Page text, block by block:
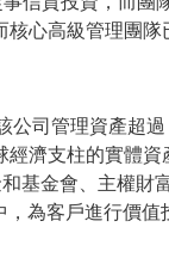
心高級管理團隊
司管理資產超
濟支柱的實體
基金會、主權財
為客戶進行價值